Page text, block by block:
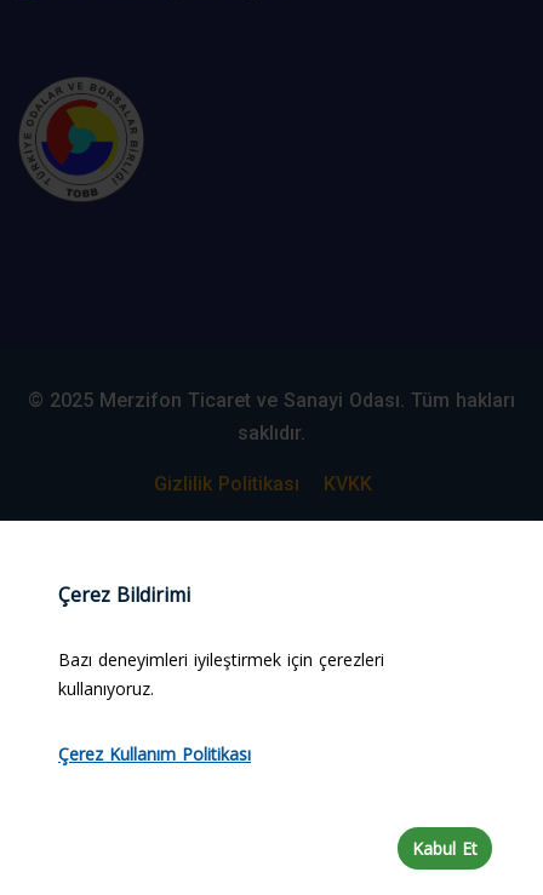
© 2025 Merzifon Ticaret ve Sanayi Odası. Tüm hakları
saklıdır.
Gizlilik Politikası KVKK
Çerez Bildirimi
Bazı deneyimleri iyileştirmek için çerezleri
kullanıyoruz.
Çerez Kullanım Politikası
Kabul Et